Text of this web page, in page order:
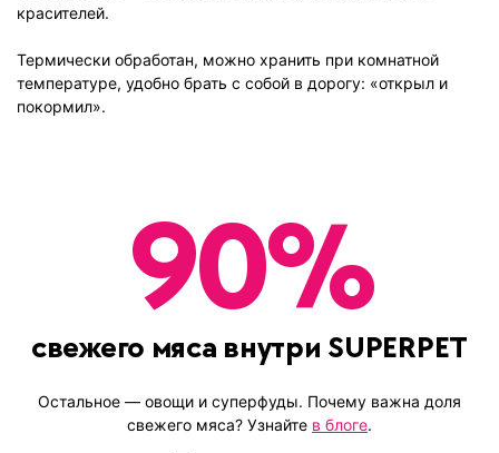
красителей.
Термически обработан, можно хранить при комнатной
температуре, удобно брать с собой в дорогу: «открыл и
покормил».
90%
свежего мяса внутри SUPERPET
Остальное — овощи и суперфуды. Почему важна доля
свежего мяса? Узнайте в блоге.